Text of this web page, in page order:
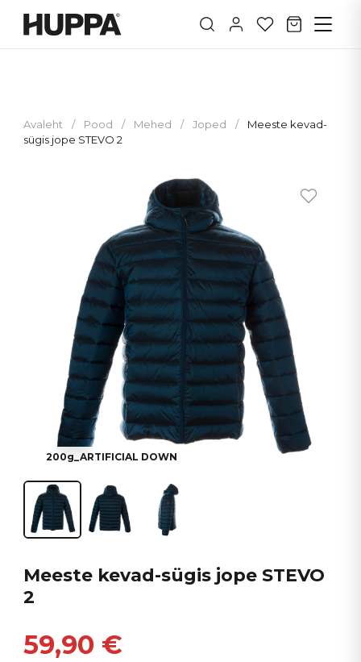
Avaleht / Pood / Mehed / Joped /
Meeste kevad-
sügis jope STEVO 2
200g_ARTIFICIAL DOWN
Meeste kevad-sügis jope STEVO
2
59,90 €